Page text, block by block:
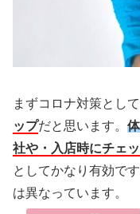
まずコロナ対策とし
ップだと思います。
社や・入店時にチェ
としてかなり有効で
は異なっています。